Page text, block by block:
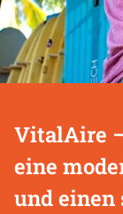
VitalAire
eine
und